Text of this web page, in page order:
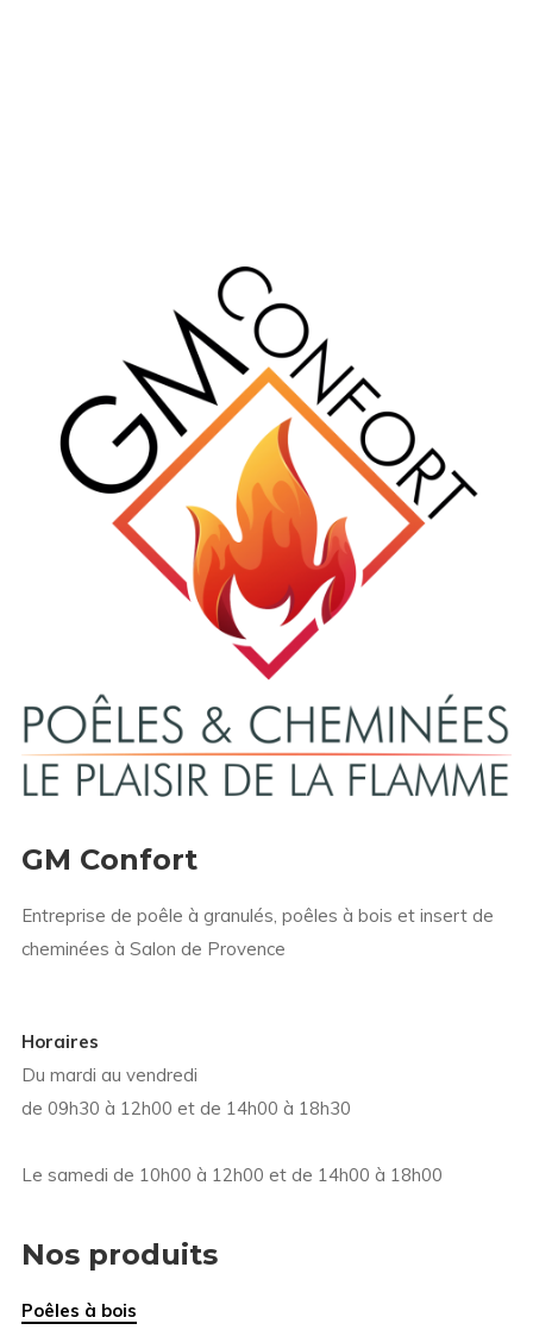
GM Confort
Entreprise de poêle à granulés, poêles à bois et insert de
cheminées à Salon de Provence
Horaires
Du mardi au vendredi
de 09h30 à 12h00 et de 14h00 à 18h30
Le samedi de 10h00 à 12h00 et de 14h00 à 18h00
Nos produits
Poêles à bois